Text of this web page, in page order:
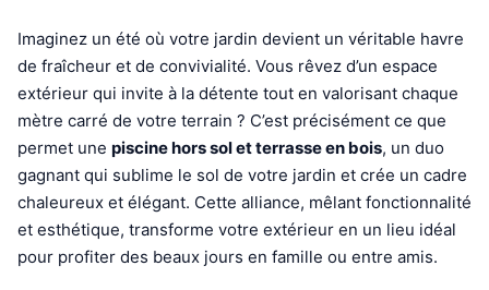
Imaginez un été où votre jardin devient un véritable havre
de fraîcheur et de convivialité. Vous rêvez d’un espace
extérieur qui invite à la détente tout en valorisant chaque
mètre carré de votre terrain ? C’est précisément ce que
permet une piscine hors sol et terrasse en bois, un duo
gagnant qui sublime le sol de votre jardin et crée un cadre
chaleureux et élégant. Cette alliance, mêlant fonctionnalité
et esthétique, transforme votre extérieur en un lieu idéal
pour profiter des beaux jours en famille ou entre amis.